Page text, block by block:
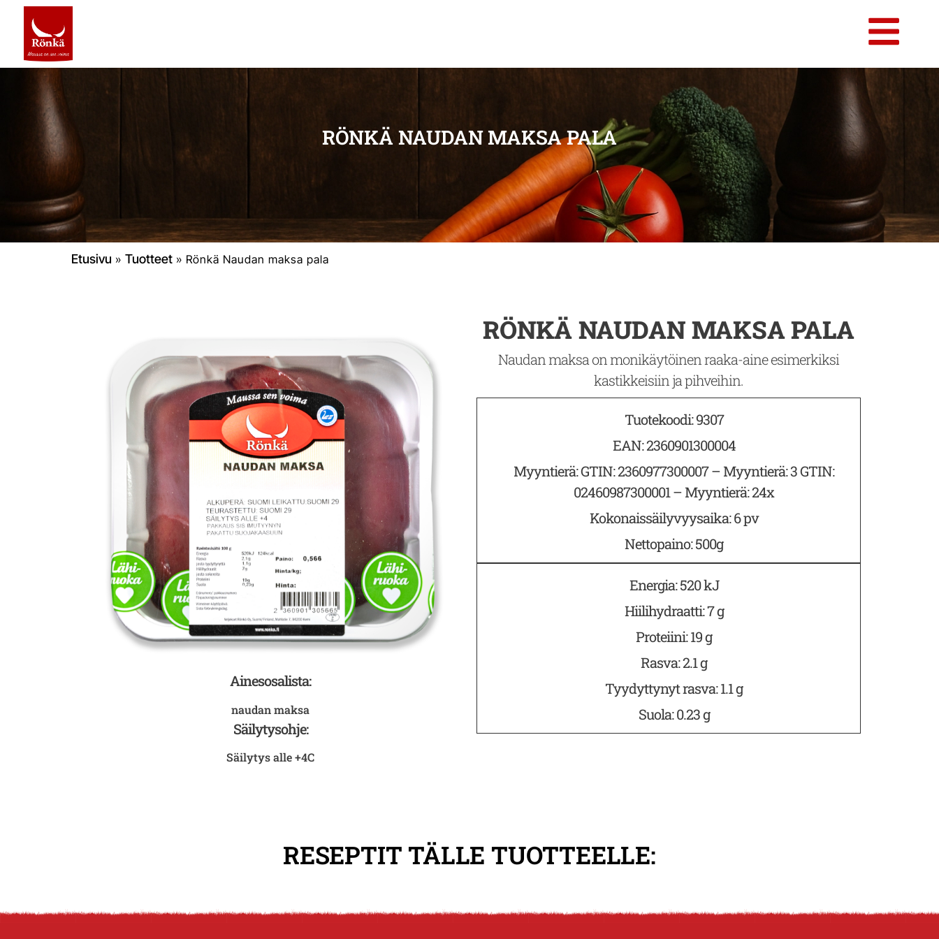
RÖNKÄ NAUDAN MAKSA PALA
Etusivu » Tuotteet » Rönkä Naudan maksa pala
Ainesosalista:
naudan maksa
Säilytysohje:
Säilytys alle +4C
RÖNKÄ NAUDAN MAKSA PALA
Naudan maksa on monikäytöinen raaka-aine esimerkiksi
kastikkeisiin ja pihveihin.
Tuotekoodi: 9307
EAN: 2360901300004
Myyntierä: GTIN: 2360977300007 – Myyntierä: 3 GTIN:
02460987300001 – Myyntierä: 24x
Kokonaissäilyvyysaika: 6 pv
Nettopaino: 500g
Energia: 520 kJ
Hiilihydraatti: 7 g
Proteiini: 19 g
Rasva: 2.1 g
Tyydyttynyt rasva: 1.1 g
Suola: 0.23 g
RESEPTIT TÄLLE TUOTTEELLE: